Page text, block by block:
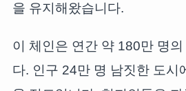
을 유지해왔습니다.
이 체인은 연간 약 180만 명의
다. 인구 24만 명 남짓한 도시